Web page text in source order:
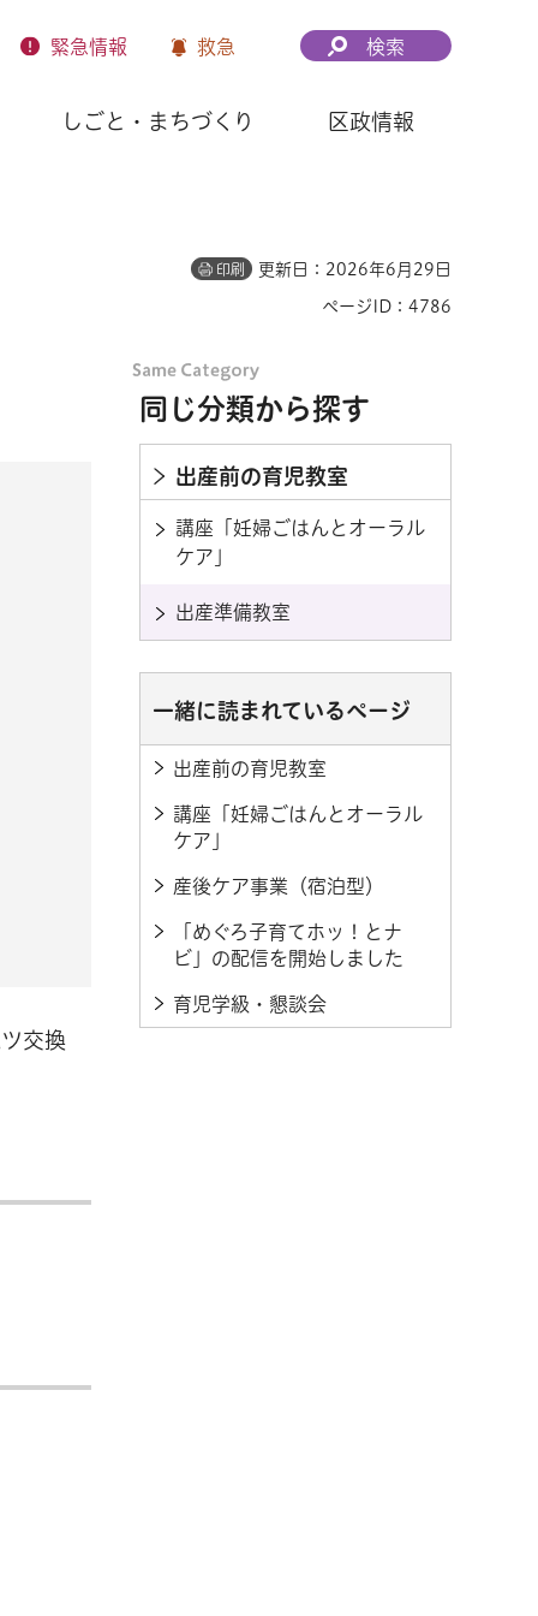
緊急情報 救急 検索
しごと・まちづくり 区政情報
印刷 更新日：2026年6月29日
ページID：4786
交換
同じ分類から探す
出産前の育児教室
講座「妊婦ごはんとオーラル
ケア」
出産準備教室
一緒に読まれているページ
出産前の育児教室
講座「妊婦ごはんとオーラル
ケア」
産後ケア事業（宿泊型）
「めぐろ子育てホッ！とナ
ビ」の配信を開始しました
育児学級・懇談会